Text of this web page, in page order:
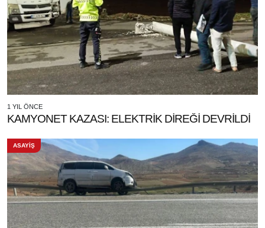
1 YIL ÖNCE
KAMYONET KAZASI: ELEKTRİK DİREĞİ DEVRİLDİ
ASAYİŞ